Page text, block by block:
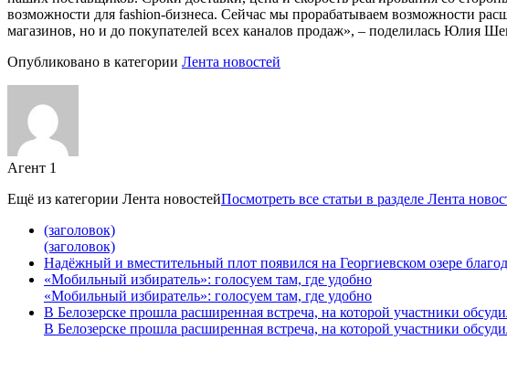
возможности для fashion-бизнеса. Сейчас мы прорабатываем возможности
магазинов, но и до покупателей всех каналов продаж», – поделилась Юлия
Опубликовано в категории Лента новостей
Агент 1
Ещё из категории Лента новостейПосмотреть все статьи в разделе Лента
(заголовок)
(заголовок)
Надёжный и вместительный плот появился на Георгиевском озере
«Мобильный избиратель»: голосуем там, где удобно
«Мобильный избиратель»: голосуем там, где удобно
В Белозерске прошла расширенная встреча, на которой участники
В Белозерске прошла расширенная встреча, на которой участники